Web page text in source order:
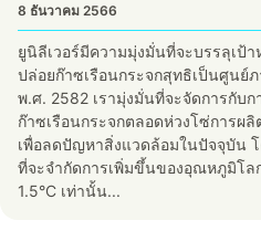
8 ธันวาคม 2566
ยูนิลีเวอร์มีความมุ่งมั่นที่จะบรรลุเป้า
ปล่อยก๊าซเรือนกระจกสุทธิเป็นศูนย์
พ.ศ. 2582 เรามุ่งมั่นที่จะจัดการกับก
ก๊าซเรือนกระจกตลอดห่วงโซ่การผลิ
เพื่อลดปัญหาสิ่งแวดล้อมในปัจจุบัน
ที่จะจำกัดการเพิ่มขึ้นของอุณหภูมิโล
1.5°C เท่านั้น...